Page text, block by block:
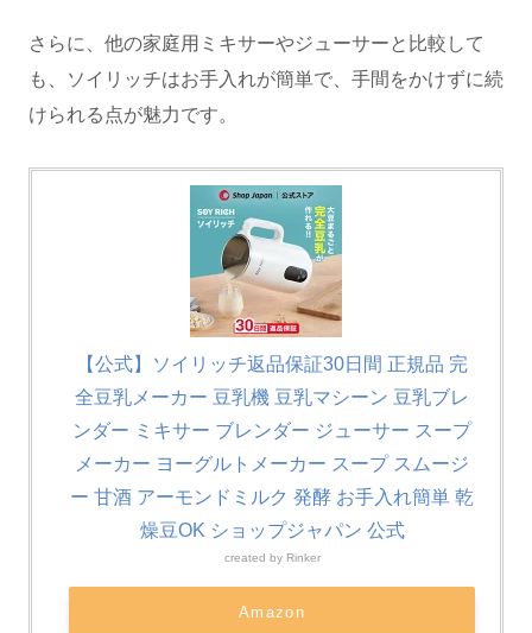
さらに、他の家庭用ミキサーやジューサーと比較して
も、ソイリッチはお手入れが簡単で、手間をかけずに続
けられる点が魅力です。
【公式】ソイリッチ返品保証30日間 正規品 完
全豆乳メーカー 豆乳機 豆乳マシーン 豆乳ブレ
ンダー ミキサー ブレンダー ジューサー スープ
メーカー ヨーグルトメーカー スープ スムージ
ー 甘酒 アーモンドミルク 発酵 お手入れ簡単 乾
燥豆OK ショップジャパン 公式
created by Rinker
Amazon